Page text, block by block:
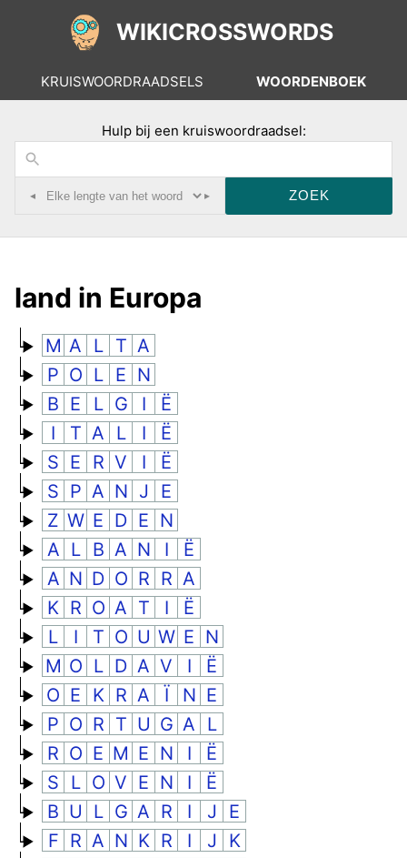
WIKICROSSWORDS
KRUISWOORDRAADSELS WOORDENBOEK
Hulp bij een kruiswoordraadsel:
◂ ▸
land in Europa
M A L T A
P O L E N
B E L G I
Ë
I
T A L I
Ë
S E R V I
Ë
S P A N J
E
Z W E D E N
A L B A N I
Ë
A N D O R R A
K R O A T I
Ë
L
I T O U W E N
M O L D A V I
Ë
O E K R A Ï N E
P O R T U G A
L
R O E M E N I
Ë
S
L O V E N I
Ë
B U L G A R I J
E
F R A N K R I J
K